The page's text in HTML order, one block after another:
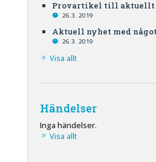
Provartikel till aktuellt
26.3. 2019
Aktuell nyhet med
26.3. 2019
Visa allt
Händelser
Inga händelser.
Visa allt